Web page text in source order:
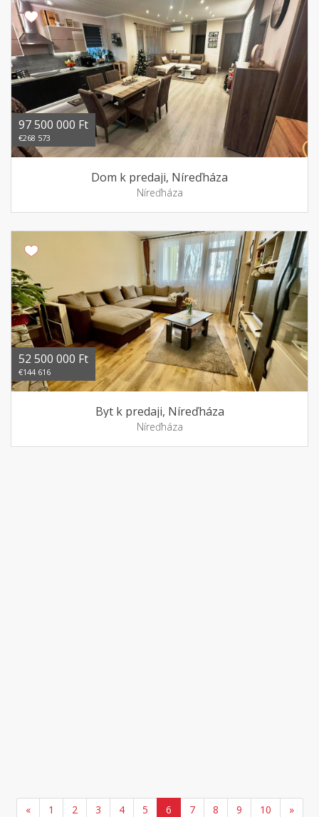
97 500 000 Ft
€268 573
Dom k predaji, Níreďháza
Níreďháza
52 500 000 Ft
€144 616
Byt k predaji, Níreďháza
Níreďháza
« 1 2 3 4 5 6 7 8 9 10 »